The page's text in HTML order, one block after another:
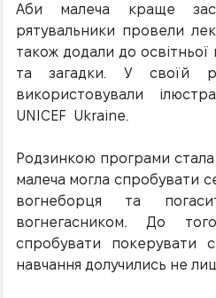
Аби малеча краще
рятувальники провели
також додали до освітньої
та загадки. У своїй
використовували
UNICEF Ukraine.
Родзинкою програми
малеча могла спробувати
вогнеборця та
вогнегасником. До
спробувати покерувати
навчання долучились не